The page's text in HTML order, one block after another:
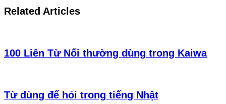
Related Articles
100 Liên Từ Nối thường dùng trong Kaiwa
Từ dùng để hỏi trong tiếng Nhật